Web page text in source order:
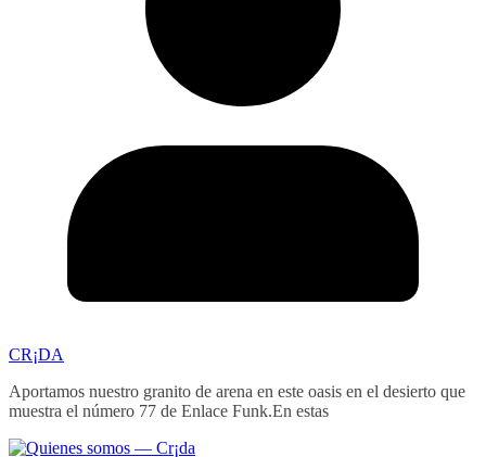
CR¡DA
Aportamos nuestro granito de arena en este oasis en el desierto que
muestra el número 77 de Enlace Funk.En estas